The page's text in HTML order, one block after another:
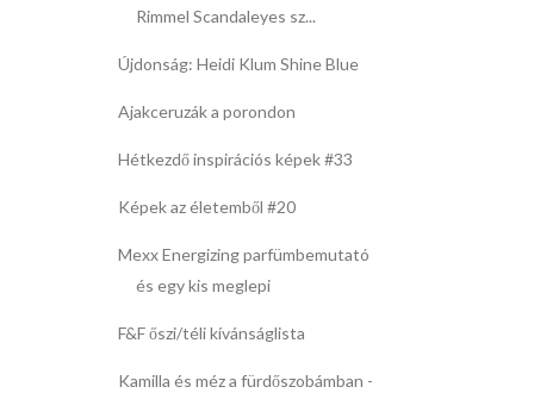
Rimmel Scandaleyes sz...
Újdonság: Heidi Klum Shine Blue
Ajakceruzák a porondon
Hétkezdő inspirációs képek #33
Képek az életemből #20
Mexx Energizing parfümbemutató
és egy kis meglepi
F&F őszi/téli kívánságlista
Kamilla és méz a fürdőszobámban -